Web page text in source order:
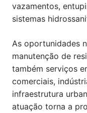
vazamentos,
sistemas
As oportunidades
manutenção de
também serviços
comerciais,
infraestrutura
atuação torna a